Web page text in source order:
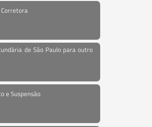
de São Paulo para outro
e Suspensão